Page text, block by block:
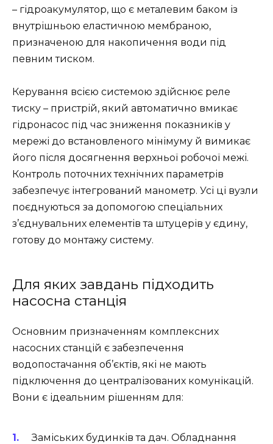
– гідроакумулятор, що є металевим баком із
внутрішньою еластичною мембраною,
призначеною для накопичення води під
певним тиском.
Керування всією системою здійснює реле
тиску – пристрій, який автоматично вмикає
гідронасос під час зниження показників у
мережі до встановленого мінімуму й вимикає
його після досягнення верхньої робочої межі.
Контроль поточних технічних параметрів
забезпечує інтегрований манометр. Усі ці вузли
поєднуються за допомогою спеціальних
з’єднувальних елементів та штуцерів у єдину,
готову до монтажу систему.
Для яких завдань підходить
насосна станція
Основним призначенням комплексних
насосних станцій є забезпечення
водопостачання об’єктів, які не мають
підключення до централізованих комунікацій.
Вони є ідеальним рішенням для:
Заміських будинків та дач. Обладнання